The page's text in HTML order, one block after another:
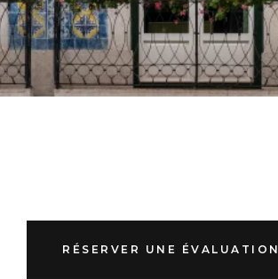
RÉSERVER UNE ÉVALUATION